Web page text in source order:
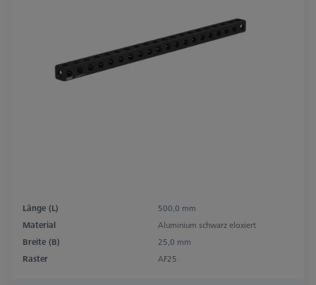
Länge (L)
500,0 mm
Material
Aluminium schwarz eloxiert
Breite (B)
25,0 mm
Raster
AF25